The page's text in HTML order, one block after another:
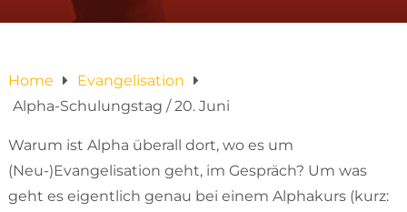
Home
Evangelisation
Alpha-Schulungstag / 20. Juni
Warum ist Alpha überall dort, wo es um
(Neu-)Evangelisation geht, im Gespräch? Um was
geht es eigentlich genau bei einem Alphakurs (kurz: